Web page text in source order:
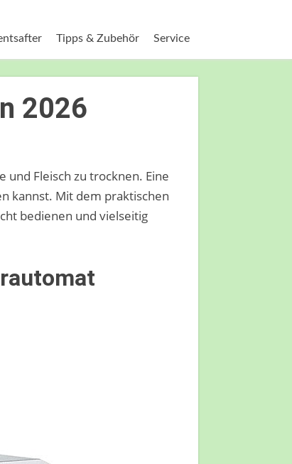
Tipps & Zubehör Service
2026
und Fleisch zu trocknen. Eine
kannst. Mit dem praktischen
bedienen und vielseitig